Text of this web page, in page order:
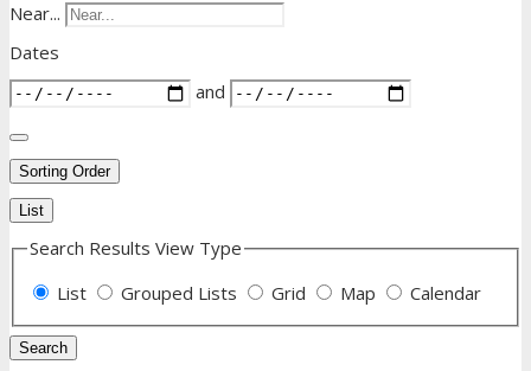
Near...
Dates
and
Sorting Order
List
Search Results View Type
List
Grouped Lists Grid Map Calendar
Search